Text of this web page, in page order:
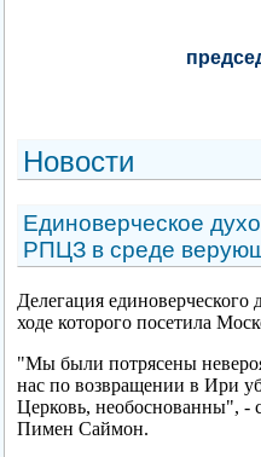
Новости
Единоверческое
РПЦЗ в среде
Делегация
ходе которого посетила
"Мы были потрясены
нас по возвращении в Ири
Церковь, необоснованны", -
Пимен Саймон.